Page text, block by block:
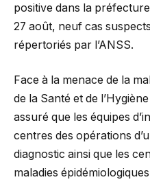
positive dans la
27 août, neuf cas
répertoriés par l’ANSS.
Face à la menace de la
de la Santé et de
assuré que les équipes
centres des opérations
diagnostic ainsi que les
maladies